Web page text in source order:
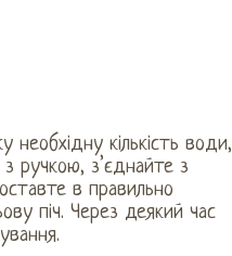
кількість води,
з ручкою, з’єднайте з
в правильно
піч. Через деякий час